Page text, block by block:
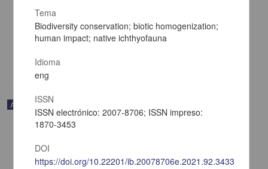
Palacios Vargas, José G. - Instituto de Biología, UNAM
2021-10-18
Biología y Química
Artículo
Tema
Biodiversity conservation; biotic homogenization;
human impact; native ichthyofauna
Idioma
eng
ISSN
ISSN electrónico: 2007-8706; ISSN impreso:
1870-3453
DOI
https://doi.org/10.22201/ib.20078706e.2021.92.3433